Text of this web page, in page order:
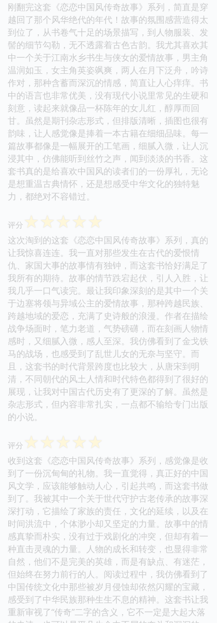
刚翻完这套《恋恋中国风传奇故事》系列，简直是穿
越回了那个风华绝代的年代！故事的氛围感营造得太
到位了，从书卷气十足的场景描写，到人物服装、发
髻的细节勾勒，无不透露着古色古韵。我尤其喜欢其
中一个关于江南水乡书生与侠女的爱情故事，男主角
温润如玉，女主角英姿飒爽，两人在月下泛舟，吟诗
作对，那种含蓄而深沉的情感，简直让人心痒痒。书
中的语言也非常优美，没有现代小说里常见的生硬和
刻意，读起来就像品一杯陈年的女儿红，醇厚而回
甘。虽然是期刊杂志形式，但排版清晰，插图也很有
韵味，让人感觉像是捧着一本古籍在细细品味。每一
篇故事都像是一幅展开的工笔画，细腻入微，让人沉
浸其中，仿佛能听到丝竹之声，闻到淡淡的书香。这
套书真的是给喜欢中国风的读者们的一份厚礼，无论
是想重温古典情怀，还是想感受中华文化的独特魅
力，都绝对不容错过。
评分 ☆☆☆☆☆
这次淘到的这套《恋恋中国风传奇故事》系列，真的
让我惊喜连连。我一直对那些发生在古代的爱恨情
仇、家国大事的故事情有独钟，而这套书恰好满足了
我所有的期待。故事的情节跌宕起伏，引人入胜，让
我几乎一口气读完。最让我印象深刻的是其中一个关
于边塞将领与异域公主的爱情故事，那种跨越民族、
跨越地域的爱恋，充满了史诗般的浪漫。作者在描绘
战争场面时，笔力老道，气势磅礴，而在刻画人物情
感时，又细腻入微，感人至深。我仿佛看到了金戈铁
马的战场，也感受到了乱世儿女的无奈与坚守。而
且，这套书的时代背景跨度也比较大，从唐宋到明
清，不同朝代的风土人情和时代特色都得到了很好的
展现，让我对中国古代历史有了更深的了解。虽然是
杂志形式，但内容非常扎实，一点都不输给专门出版
的小说。
评分 ☆☆☆☆☆
收到这套《恋恋中国风传奇故事》系列，感觉像是收
到了一份沉甸甸的礼物。我一直觉得，真正好的中国
风文学，应该能够触动人心，引起共鸣，而这套书做
到了。我被其中一个关于世代守护古老传承的故事深
深打动，它描绘了家族的责任，文化的延续，以及在
时间洪流中，个体渺小却又坚定的力量。故事中的情
感真挚而朴实，没有过于戏剧化的冲突，但却有着一
种直击灵魂的力量。人物的成长和转变，也显得非常
自然，他们不是完美的英雄，而是有缺点、有迷茫，
但始终在努力前行的人。阅读过程中，我仿佛看到了
中国传统文化中那些被岁月侵蚀却依然闪耀的宝藏，
感受到了中华民族那种生生不息的精神。这套书让我
重新审视了“传奇”二字的含义，它不一定是大起大落